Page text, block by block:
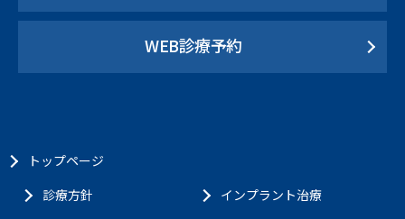
WEB診療予約
トップページ
診療方針
インプラント治療